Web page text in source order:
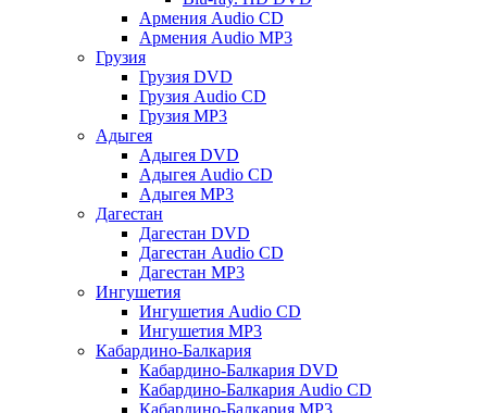
Армения Audio CD
Армения Audio MP3
Грузия
Грузия DVD
Грузия Audio CD
Грузия MP3
Адыгея
Адыгея DVD
Адыгея Audio CD
Адыгея MP3
Дагестан
Дагестан DVD
Дагестан Audio CD
Дагестан MP3
Ингушетия
Ингушетия Audio CD
Ингушетия MP3
Кабардино-Балкария
Кабардино-Балкария DVD
Кабардино-Балкария Audio CD
Кабардино-Балкария MP3